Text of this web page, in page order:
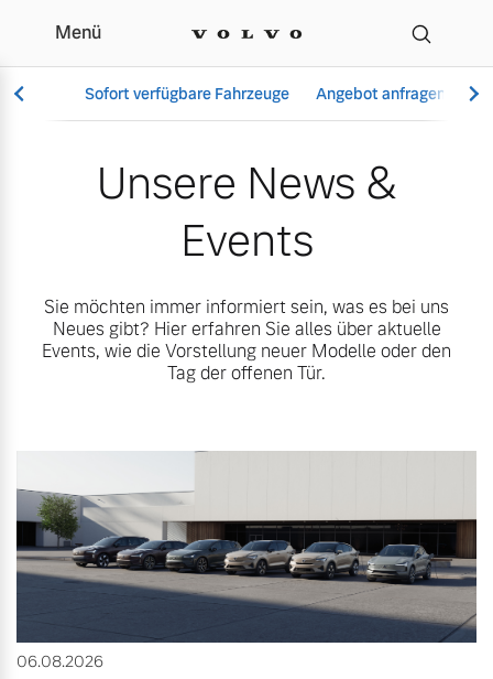
Unsere News & Events
Menü
Sofort verfügbare Fahrzeuge Angebot anfragen
Mild-Hybrid
4 Modelle
Aktuelle Angebote
Geschäftskunden
Volvo Gebrauchtwagenbörse
Gebrauchtwagen
Volvo kauft Ihr Auto
Unser Team
Kontakt und Anfahrt
Kooperationspartner
Unsere News & Events
Unsere News &
Events
Sie möchten immer informiert sein, was es bei uns
Neues gibt? Hier erfahren Sie alles über aktuelle
Events, wie die Vorstellung neuer Modelle oder den
Tag der offenen Tür.
06.08.2026